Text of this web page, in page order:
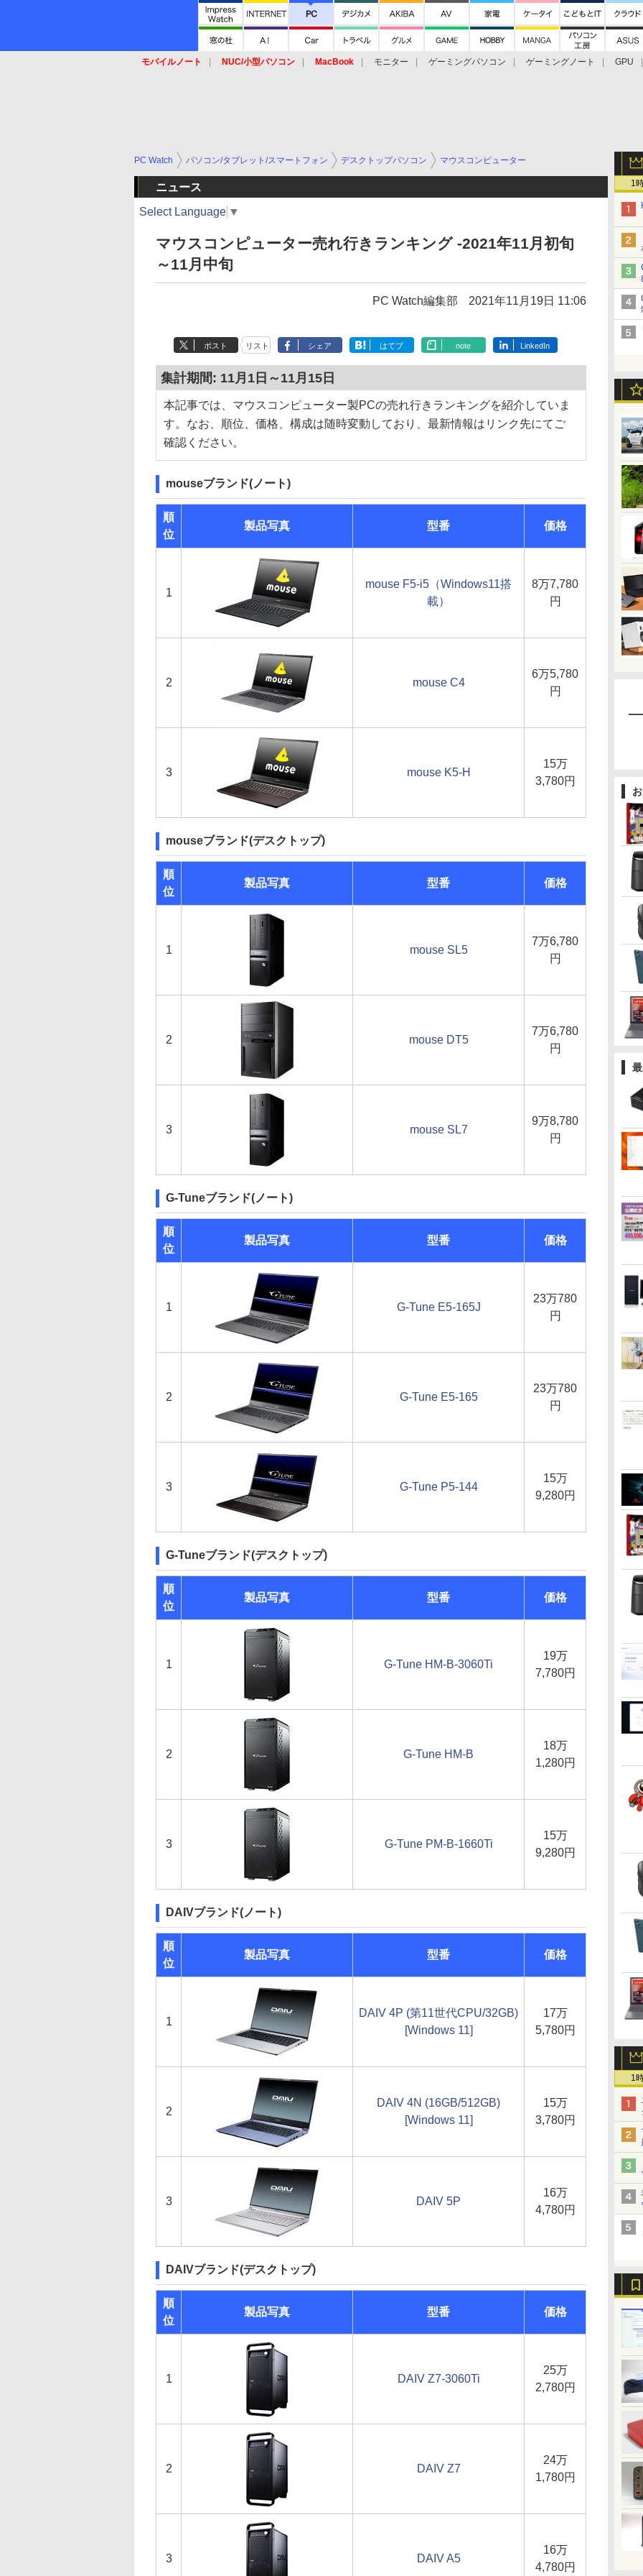
モバイルノート NUC/小型パソコン MacBook モニター ゲーミングパソコン ゲーミングノート
GPU
1
1
PC Watch パソコン/タブレット/スマートフォン デスクトップパソコン マウスコンピューター
ニュース
Select Language ▼
マウスコンピューター売れ行きランキング -2021年11月初旬
～11月中旬
PC Watch編集部 2021年11月19日 11:06
ポスト リスト シェア はてブ note LinkedIn
集計期間: 11月1日～11月15日
本記事では、マウスコンピューター製PCの売れ行きランキングを紹介していま
す。なお、順位、価格、構成は随時変動しており、最新情報はリンク先にてご
確認ください。
mouseブランド(ノート)
順
位
製品写真 型番 価格
1
mouse F5-i5（Windows11搭
載）
8万7,780
円
2 mouse C4
6万5,780
円
3 mouse K5-H
15万
3,780円
mouseブランド(デスクトップ)
順
位
製品写真 型番 価格
1 mouse SL5
7万6,780
円
2 mouse DT5
7万6,780
円
3 mouse SL7
9万8,780
円
G-Tuneブランド(ノート)
順
位
製品写真 型番 価格
1 G-Tune E5-165J
23万780
円
2 G-Tune E5-165
23万780
円
3 G-Tune P5-144
15万
9,280円
G-Tuneブランド(デスクトップ)
順
位
製品写真 型番 価格
1 G-Tune HM-B-3060Ti
19万
7,780円
2 G-Tune HM-B
18万
1,280円
3 G-Tune PM-B-1660Ti
15万
9,280円
DAIVブランド(ノート)
順
位
製品写真 型番 価格
1
DAIV 4P (第11世代CPU/32GB)
[Windows 11]
17万
5,780円
2
DAIV 4N (16GB/512GB)
[Windows 11]
15万
3,780円
3 DAIV 5P
16万
4,780円
DAIVブランド(デスクトップ)
順
位
製品写真 型番 価格
1 DAIV Z7-3060Ti
25万
2,780円
2 DAIV Z7
24万
1,780円
3 DAIV A5
16万
4,780円